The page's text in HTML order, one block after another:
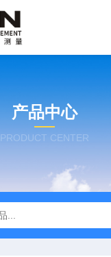
产品中心
PRODUCT CENTER